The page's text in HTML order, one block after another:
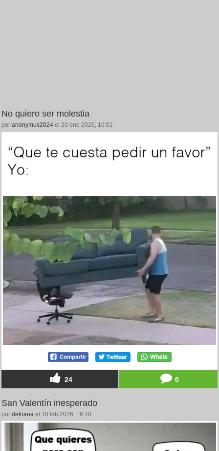
No quiero ser molestia
por anonymus2024 el 20 ene 2026, 16:01
24 0
San Valentín inesperado
por detriana el 10 feb 2026, 16:48